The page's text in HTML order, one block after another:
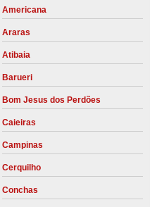
Americana
Araras
Atibaia
Barueri
Bom Jesus dos Perdões
Caieiras
Campinas
Cerquilho
Conchas